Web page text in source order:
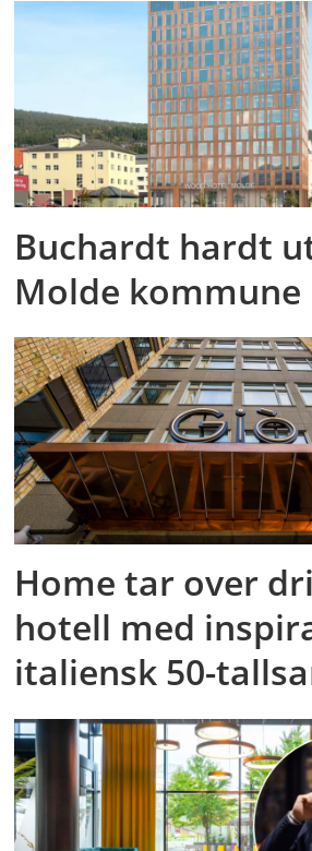
Buchardt hardt
Molde kommune
Home tar over
hotell med
italiensk 50-